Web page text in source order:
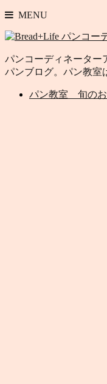
MENU
パンコーディネーター
パンブログ。パン教室
パン教室 旬の